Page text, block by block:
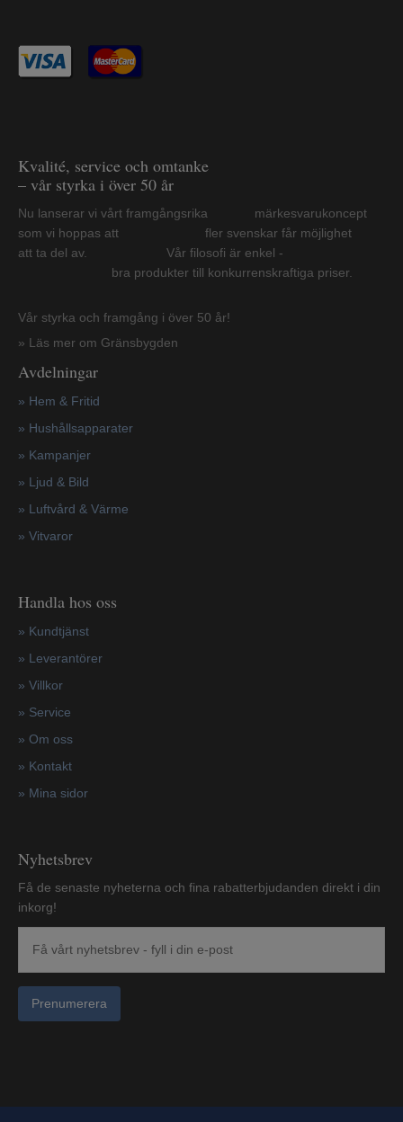
Kvalité, service och omtanke
– vår styrka i över 50 år
Nu lanserar vi vårt framgångsrika märkesvarukoncept
som vi hoppas att fler svenskar får möjlighet
att ta del av. Vår filosofi är enkel -
bra produkter till konkurrenskraftiga priser.
Vår styrka och framgång i över 50 år!
» Läs mer om Gränsbygden
Avdelningar
» Hem & Fritid
» Hushållsapparater
» Kampanjer
» Ljud & Bild
» Luftvård & Värme
» Vitvaror
Handla hos oss
» Kundtjänst
» Leverantörer
» Villkor
» Service
» Om oss
» Kontakt
» Mina sidor
Nyhetsbrev
Få de senaste nyheterna och fina rabatterbjudanden direkt i din
inkorg!
Prenumerera